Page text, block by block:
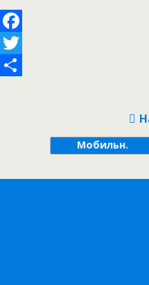
Facebook
Twitter
Мобильн.